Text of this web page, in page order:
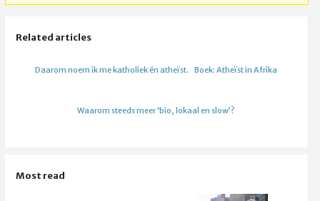
Related articles
Daarom noem ik me katholiek én atheïst. Boek: Atheïst in Afrika
Waarom steeds meer ‘bio, lokaal en slow’?
Most read